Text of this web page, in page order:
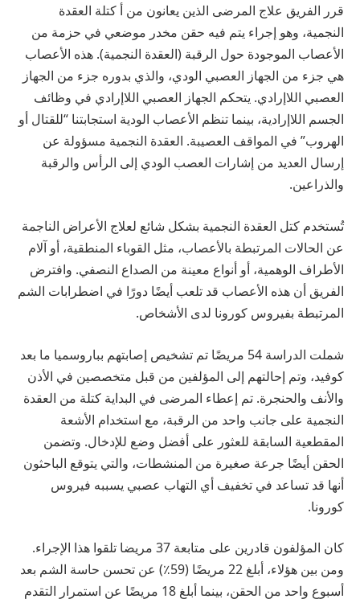
قرر الفريق علاج المرضى الذين يعانون من أ كتلة العقدة
النجمية، وهو إجراء يتم فيه حقن مخدر موضعي في حزمة من
الأعصاب الموجودة حول الرقبة (العقدة النجمية). هذه الأعصاب
هي جزء من الجهاز العصبي الودي، والذي بدوره جزء من الجهاز
العصبي اللاإرادي. يتحكم الجهاز العصبي اللاإرادي في وظائف
الجسم اللاإرادية، بينما تنظم الأعصاب الودية استجابتنا “للقتال أو
الهروب” في المواقف العصيبة. العقدة النجمية مسؤولة عن
إرسال العديد من إشارات العصب الودي إلى الرأس والرقبة
والذراعين.
تُستخدم كتل العقدة النجمية بشكل شائع لعلاج الأعراض الناجمة
عن الحالات المرتبطة بالأعصاب، مثل القوباء المنطقية، أو آلام
الأطراف الوهمية، أو أنواع معينة من الصداع النصفي. وافترض
الفريق أن هذه الأعصاب قد تلعب أيضًا دورًا في اضطرابات الشم
المرتبطة بفيروس كورونا لدى الأشخاص.
شملت الدراسة 54 مريضًا تم تشخيص إصابتهم بباروسميا ما بعد
كوفيد، وتم إحالتهم إلى المؤلفين من قبل متخصصين في الأذن
والأنف والحنجرة. تم إعطاء المرضى في البداية كتلة من العقدة
النجمية على جانب واحد من الرقبة، مع استخدام الأشعة
المقطعية السابقة للعثور على أفضل وضع للإدخال. وتضمن
الحقن أيضًا جرعة صغيرة من المنشطات، والتي يتوقع الباحثون
أنها قد تساعد في تخفيف أي التهاب عصبي يسببه فيروس
كورونا.
كان المؤلفون قادرين على متابعة 37 مريضا تلقوا هذا الإجراء.
ومن بين هؤلاء، أبلغ 22 مريضًا (59٪) عن تحسن حاسة الشم بعد
أسبوع واحد من الحقن، بينما أبلغ 18 مريضًا عن استمرار التقدم